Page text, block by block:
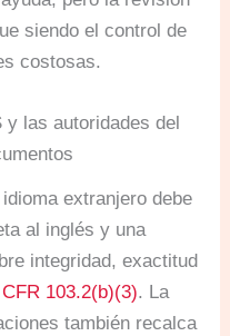
siendo el control de
costosas.
las autoridades del
extranjero debe
al inglés y una
integridad, exactitud
103.2(b)(3). La
también recalca